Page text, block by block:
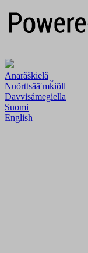
Anarâškielâ
Nuõrttsääʹmǩiõll
Davvisámegiella
Suomi
English